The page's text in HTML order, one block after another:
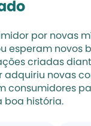
por novas
esperam
criadas
adquiriu novas
consumidores
boa história.